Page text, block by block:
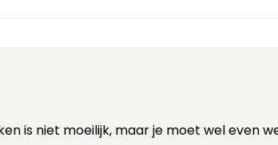
is niet moeilijk, maar je moet wel even